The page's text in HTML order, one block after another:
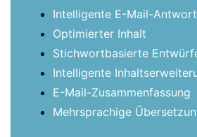
Intelligente E-Mail-
Optimierter Inhalt
Stichwortbasierte
Intelligente
E-Mail-Zusammenfassung
Mehrsprachige